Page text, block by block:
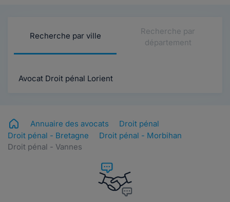
Recherche par ville
Recherche par
département
Avocat Droit pénal Lorient
Annuaire des avocats
Droit pénal
Droit pénal - Bretagne
Droit pénal - Morbihan
Droit pénal - Vannes